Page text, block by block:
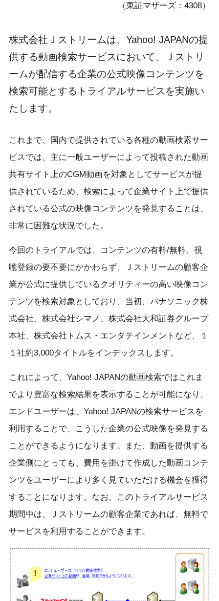
（東証マザーズ：4308）
株式会社Ｊストリームは、Yahoo! JAPANの提
供する動画検索サービスにおいて、Ｊストリ
ームが配信する企業の公式映像コンテンツを
検索可能とするトライアルサービスを実施い
たします。
これまで、国内で提供されている各種の動画検索サー
ビスでは、主に一般ユーザーによって投稿された動画
共有サイト上のCGM動画を対象としてサービスが提
供されているため、検索によって企業サイト上で提供
されている公式の映像コンテンツを発見することは、
非常に困難な状況でした。
今回のトライアルでは、コンテンツの有料/無料、視
聴登録の要不要にかかわらず、Ｊストリームの顧客企
業が公式に提供しているクオリティーの高い映像コン
テンツを検索対象としており、当初、パナソニック株
式会社、株式会社シマノ、株式会社大和証券グループ
本社、株式会社トムス・エンタテインメントなど、１
１社約3,000タイトルをインデックスします。
これによって、Yahoo! JAPANの動画検索ではこれま
でより豊富な検索結果を表示することが可能になり、
エンドユーザーは、Yahoo! JAPANの検索サービスを
利用することで、こうした企業の公式映像を発見する
ことができるようになります。また、動画を提供する
企業側にとっても、費用を掛けて作成した動画コンテ
ンツをユーザーにより多く見ていただける機会を獲得
することになります。なお、このトライアルサービス
期間中は、Ｊストリームの顧客企業であれば、無料で
サービスを利用することができます。